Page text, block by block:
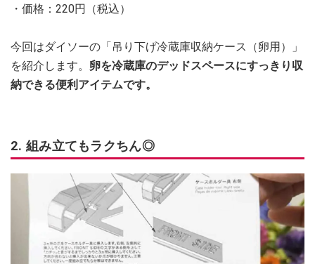
・価格：220円（税込）
今回はダイソーの「吊り下げ冷蔵庫収納ケース（卵用）」
を紹介します。 卵を冷蔵庫のデッドスペースにすっきり収
納できる便利アイテムです。
2. 組み立てもラクちん◎